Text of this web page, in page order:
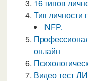
16 типов
Тип личности
INFP.
онлайн
Видео тест